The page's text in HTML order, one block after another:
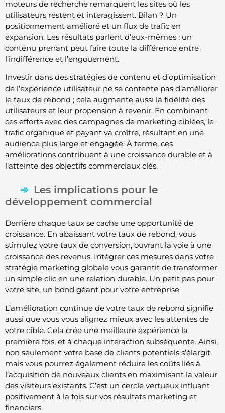
moteurs de recherche remarquent les sites où les
utilisateurs restent et interagissent. Bilan ? Un
positionnement amélioré et un flux de trafic en
expansion. Les résultats parlent d’eux-mêmes : un
contenu prenant peut faire toute la différence entre
l’indifférence et l’engouement.
Investir dans des stratégies de contenu et d’optimisation
de l’expérience utilisateur ne se contente pas d’améliorer
le taux de rebond ; cela augmente aussi la fidélité des
utilisateurs et leur propension à revenir. En combinant
ces efforts avec des campagnes de marketing ciblées, le
trafic organique et payant va croître, résultant en une
audience plus large et engagée. À terme, ces
améliorations contribuent à une croissance durable et à
l’atteinte des objectifs commerciaux clés.
Les implications pour le
développement commercial
Derrière chaque taux se cache une opportunité de
croissance. En abaissant votre taux de rebond, vous
stimulez votre taux de conversion, ouvrant la voie à une
croissance des revenus. Intégrer ces mesures dans votre
stratégie marketing globale vous garantit de transformer
un simple clic en une relation durable. Un petit pas pour
votre site, un bond géant pour votre entreprise.
L’amélioration continue de votre taux de rebond signifie
aussi que vous vous alignez mieux avec les attentes de
votre cible. Cela crée une meilleure expérience la
première fois, et à chaque interaction subséquente. Ainsi,
non seulement votre base de clients potentiels s’élargit,
mais vous pourrez également réduire les coûts liés à
l’acquisition de nouveaux clients en maximisant la valeur
des visiteurs existants. C’est un cercle vertueux influant
positivement à la fois sur vos résultats marketing et
financiers.